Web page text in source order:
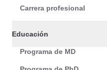
Carrera profesional
Educación
Programa de MD